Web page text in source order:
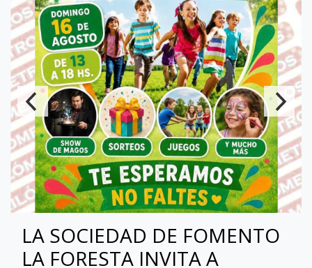
LA SOCIEDAD DE FOMENTO
LA FORESTA INVITA A